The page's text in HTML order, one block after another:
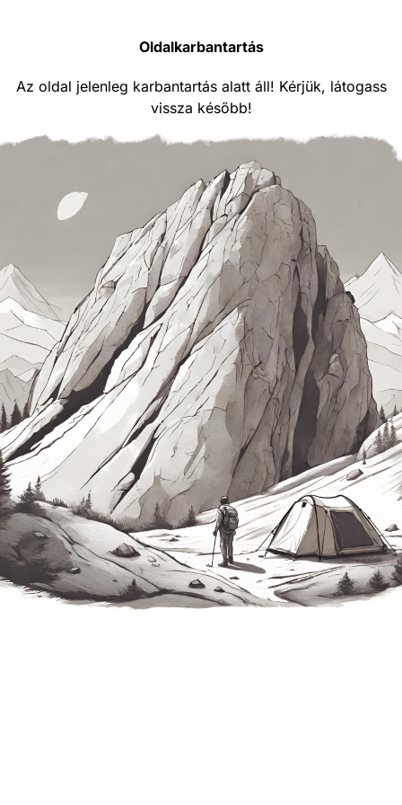
Oldalkarbantartás
Az oldal jelenleg karbantartás alatt áll! Kérjük, látogass
vissza később!